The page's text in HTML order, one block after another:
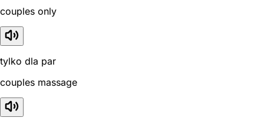
couples only
tylko dla par
couples massage